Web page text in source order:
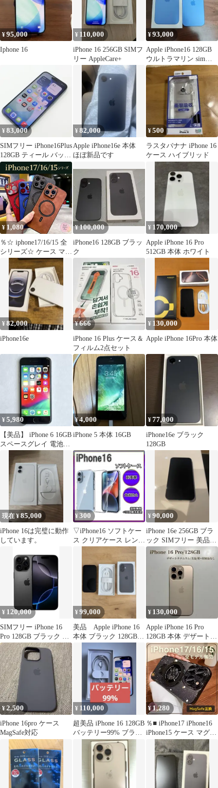
¥95,000
Iphone 16
¥ 110,000
iPhone 16 256GB SIMフ
リー AppleCare+
¥93,000
Apple iPhone16 128GB
ウルトラマリン simフ
リー
¥83,000
SIMフリー iPhone16Plus
128GB ティール バッテ
リー100%
¥82,000
Apple iPhone16e 本体
ほぼ新品です
¥500
ラスタバナナ iPhone 16
ケース ハイブリッド
¥ 1,080
％☆ iphone17/16/15 全
シリーズ☆ ケース マグ
セーフ Magsafe
17ProMax 17Pro 17Air
16ProMax 16Pro 16Plus
15ProMax 15Pro 15Plus
ワイヤレ｜充電 レザー
＄＄＄
¥100,000
iPhone16 128GB ブラッ
ク
¥ 170,000
Apple iPhone 16 Pro
512GB 本体 ホワイト
¥82,000
iPhone16e
¥666
iPhone 16 Plus ケース＆
フィルム2点セット
¥ 130,000
Apple iPhone 16Pro 本体
¥5,980
【美品】 iPhone 6 16GB
スペースグレイ 電池
100% 動作確認済
¥4,000
iPhone 5 本体 16GB
¥77,000
iPhone16e ブラック
128GB
現在 ¥85,000
iPhone 16は完璧に動作
しています。
¥ 300
▽iPhone16 ソフトケー
ス クリアケース レンズ
¥90,000
iPhone 16e 256GB ブラ
ック SIMフリー 美品
バッテリー94%
¥ 120,000
SIMフリー iPhone 16
Pro 128GB ブラック 美
品
¥99,000
美品 Apple iPhone 16
本体 ブラック 128GB
¥ 130,000
Apple iPhone 16 Pro
128GB 本体 デザートチ
タニウム
¥2,500
iPhone 16pro ケース
MagSafe対応
¥ 110,000
超美品 iPhone 16 128GB
バッテリー99% ブラッ
ク Simフリー
¥1,280
％■ iPhone17 iPhone16
iPhone15 ケース マグセ
ーフ 16ProMax 16Pro
16Plus 17ProMax 17Pro
17Air 15ProMax 15Pro
15Plus ラメ 黒色 透明
クリア 耐衝撃＄＄＄